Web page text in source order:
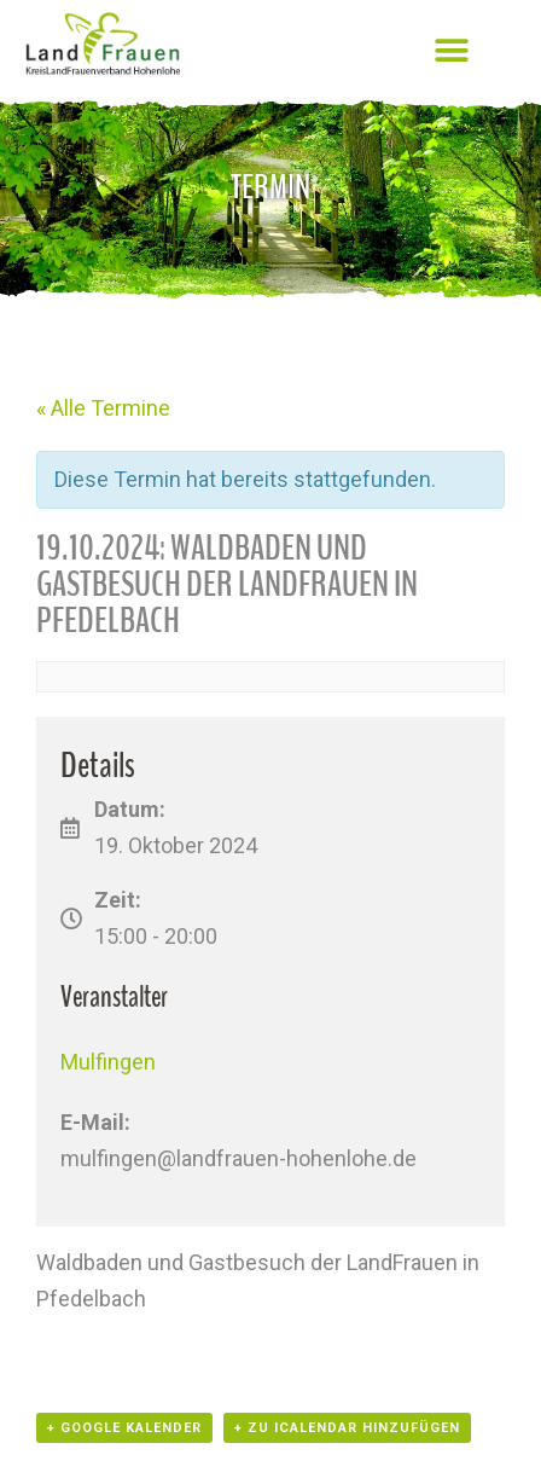
TERMIN
« Alle Termine
Diese Termin hat bereits stattgefunden.
19.10.2024: WALDBADEN UND
GASTBESUCH DER LANDFRAUEN IN
PFEDELBACH
Details
Datum:
19. Oktober 2024
Zeit:
15:00 - 20:00
Veranstalter
Mulfingen
E-Mail:
mulfingen@landfrauen-hohenlohe.de
Waldbaden und Gastbesuch der LandFrauen in
Pfedelbach
+ GOOGLE KALENDER + ZU ICALENDAR HINZUFÜGEN